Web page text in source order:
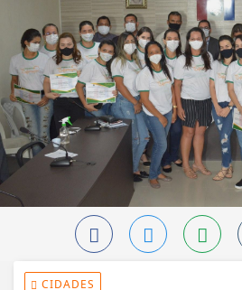
CIDADES